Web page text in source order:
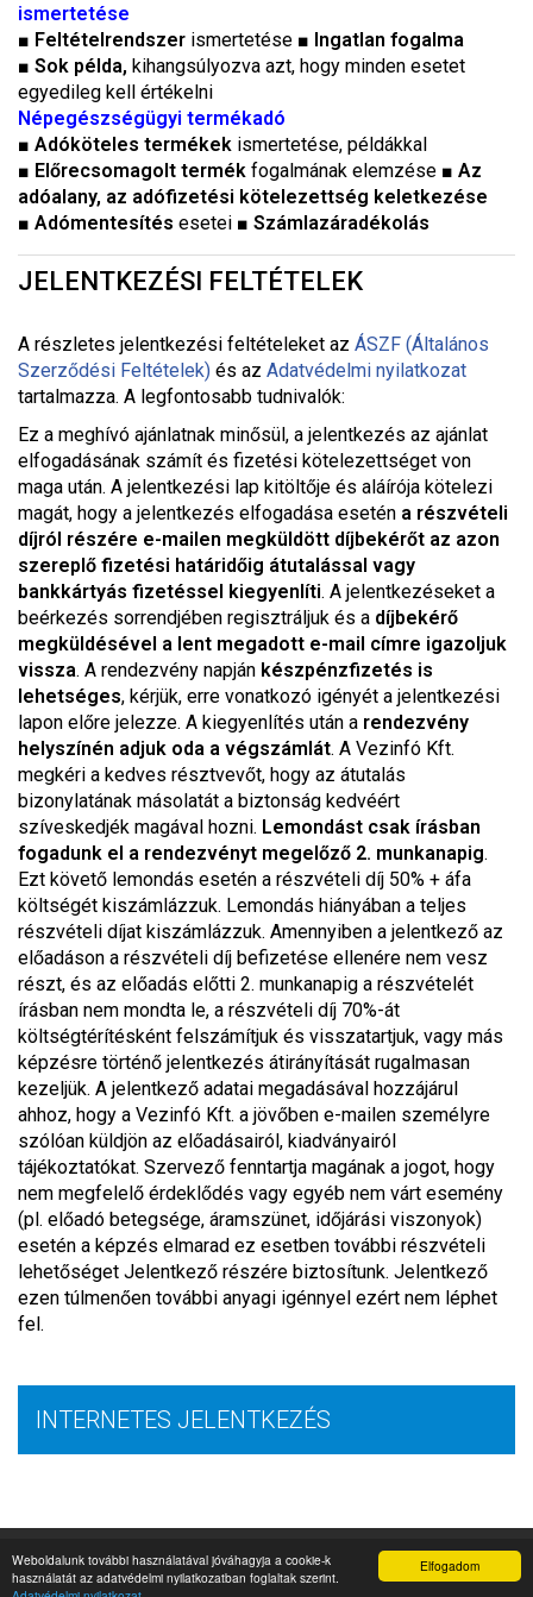
Elfogadom
Weboldalunk további használatával jóváhagyja a cookie-k
használatát az adatvédelmi nyilatkozatban foglaltak szerint.
ismertetése
■ Feltételrendszer ismertetése ■ Ingatlan fogalma
■ Sok példa, kihangsúlyozva azt, hogy minden esetet
egyedileg kell értékelni
Népegészségügyi termékadó
■ Adóköteles termékek ismertetése, példákkal
■ Előrecsomagolt termék fogalmának elemzése ■ Az
adóalany, az adófizetési kötelezettség keletkezése
■ Adómentesítés esetei ■ Számlazáradékolás
JELENTKEZÉSI FELTÉTELEK
A részletes jelentkezési feltételeket az ÁSZF (Általános
Szerződési Feltételek) és az Adatvédelmi nyilatkozat
tartalmazza. A legfontosabb tudnivalók:
Ez a meghívó ajánlatnak minősül, a jelentkezés az ajánlat
elfogadásának számít és fizetési kötelezettséget von
maga után. A jelentkezési lap kitöltője és aláírója kötelezi
magát, hogy a jelentkezés elfogadása esetén a részvételi
díjról részére e-mailen megküldött díjbekérőt az azon
szereplő fizetési határidőig átutalással vagy
bankkártyás fizetéssel kiegyenlíti. A jelentkezéseket a
beérkezés sorrendjében regisztráljuk és a díjbekérő
megküldésével a lent megadott e-mail címre igazoljuk
vissza. A rendezvény napján készpénzfizetés is
lehetséges, kérjük, erre vonatkozó igényét a jelentkezési
lapon előre jelezze. A kiegyenlítés után a rendezvény
helyszínén adjuk oda a végszámlát. A Vezinfó Kft.
megkéri a kedves résztvevőt, hogy az átutalás
bizonylatának másolatát a biztonság kedvéért
szíveskedjék magával hozni. Lemondást csak írásban
fogadunk el a rendezvényt megelőző 2. munkanapig.
Ezt követő lemondás esetén a részvételi díj 50% + áfa
költségét kiszámlázzuk. Lemondás hiányában a teljes
részvételi díjat kiszámlázzuk. Amennyiben a jelentkező az
előadáson a részvételi díj befizetése ellenére nem vesz
részt, és az előadás előtti 2. munkanapig a részvételét
írásban nem mondta le, a részvételi díj 70%-át
költségtérítésként felszámítjuk és visszatartjuk, vagy más
képzésre történő jelentkezés átirányítását rugalmasan
kezeljük. A jelentkező adatai megadásával hozzájárul
ahhoz, hogy a Vezinfó Kft. a jövőben e-mailen személyre
szólóan küldjön az előadásairól, kiadványairól
tájékoztatókat. Szervező fenntartja magának a jogot, hogy
nem megfelelő érdeklődés vagy egyéb nem várt esemény
(pl. előadó betegsége, áramszünet, időjárási viszonyok)
esetén a képzés elmarad ez esetben további részvételi
lehetőséget Jelentkező részére biztosítunk. Jelentkező
ezen túlmenően további anyagi igénnyel ezért nem léphet
fel.
INTERNETES JELENTKEZÉS
© 2026 MINDEN JOG FENNTARTVA
ÁSZF
ADATKEZELÉSI TÁJÉKOZTATÓ